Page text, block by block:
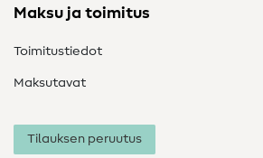
Maksu ja toimitus
Toimitustiedot
Maksutavat
Tilauksen peruutus